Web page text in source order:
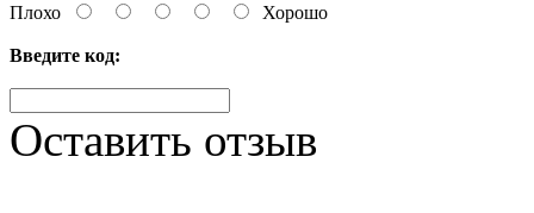
Плохо
Хорошо
Введите код:
Оставить отзыв